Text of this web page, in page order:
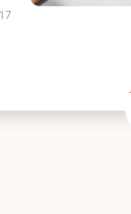
17 تیر 1405